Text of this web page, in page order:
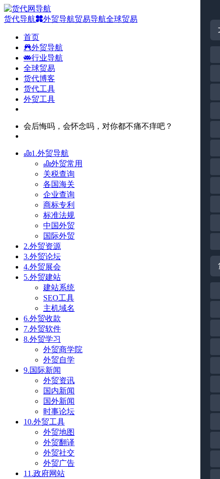
货代导航 外贸导航贸易导航全球贸易
首页
外贸导航
行业导航
全球贸易
货代博客
货代工具
外贸工具
会后悔吗，会怀念吗，对你都不痛不痒吧？
1.外贸导航
外贸常用
关税查询
各国海关
企业查询
商标专利
标准法规
中国外贸
国际外贸
2.外贸资源
3.外贸论坛
4.外贸展会
5.外贸建站
建站系统
SEO工具
主机域名
6.外贸收款
7.外贸软件
8.外贸学习
外贸商学院
外贸自学
9.国际新闻
外贸资讯
国内新闻
国外新闻
时事论坛
10.外贸工具
外贸地图
外贸翻译
外贸社交
外贸广告
11.政府网站